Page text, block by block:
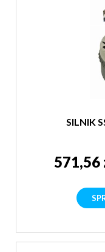
SILNIK
571,56